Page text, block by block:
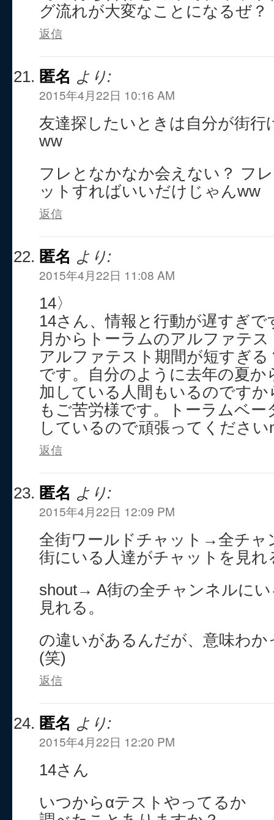
グ流れが大変なことになるぜ？
返信
匿名 より:
2015年4月22日 10:16 AM
友達探したいときは自分が街
ww
フレとなかなか会えない？ フ
ットすればいいだけじゃんww
返信
匿名 より:
2015年4月22日 11:08 AM
14〉
14さん、情報と行動が遅すぎで
月からトーラムのアルファテ
アルファテスト期間が短すぎ
です。自分のように去年の夏
加している人間もいるのです
もご苦労様です。トーラムベ
しているので頑張ってください
返信
匿名 より:
2015年4月22日 12:09 PM
全街ワールドチャット→全チャ
街にいる人達がチャットを見れ
shout→ A街の全チャンネルに
見れる。
の違いがあるんだが、意味わ
(笑)
返信
匿名 より:
2015年4月22日 12:20 PM
14さん
いつからαテストやってるか